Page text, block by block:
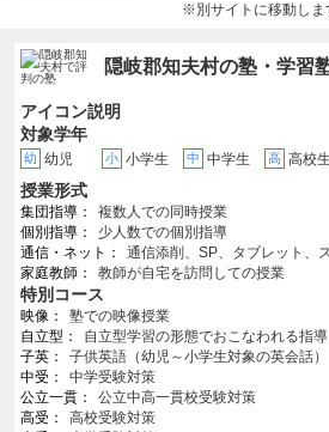
※別サイトに移動しま
隠岐郡知夫村の塾・学習
アイコン説明
対象学年
幼 幼児 小 小学生 中 中学生 高 高校生
授業形式
集団指導
複数人での同時授業
個別指導
少人数での個別指導
通信・ネット
通信添削、SP、タブレット、
家庭教師
教師が自宅を訪問しての授業
特別コース
映像
塾での映像授業
自立型
自立型学習の形態でおこなわれる指導
子英
子供英語（幼児～小学生対象の英会話）
中受
中学受験対策
公立一貫
公立中高一貫校受験対策
高受
高校受験対策